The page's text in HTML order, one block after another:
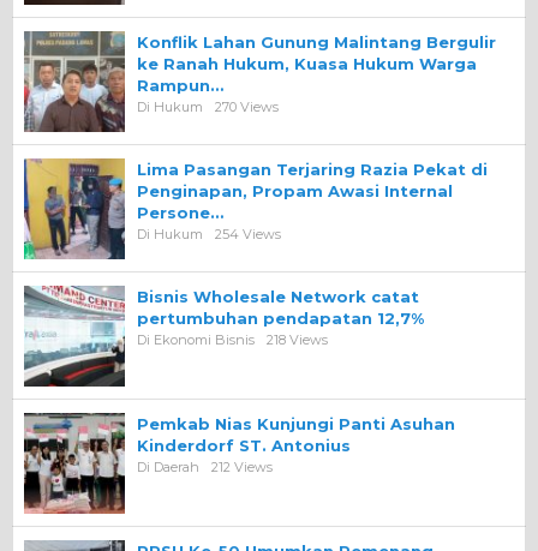
Konflik Lahan Gunung Malintang Bergulir
ke Ranah Hukum, Kuasa Hukum Warga
Rampun…
Di Hukum 270 Views
Lima Pasangan Terjaring Razia Pekat di
Penginapan, Propam Awasi Internal
Persone…
Di Hukum 254 Views
Bisnis Wholesale Network catat
pertumbuhan pendapatan 12,7%
Di Ekonomi Bisnis 218 Views
Pemkab Nias Kunjungi Panti Asuhan
Kinderdorf ST. Antonius
Di Daerah 212 Views